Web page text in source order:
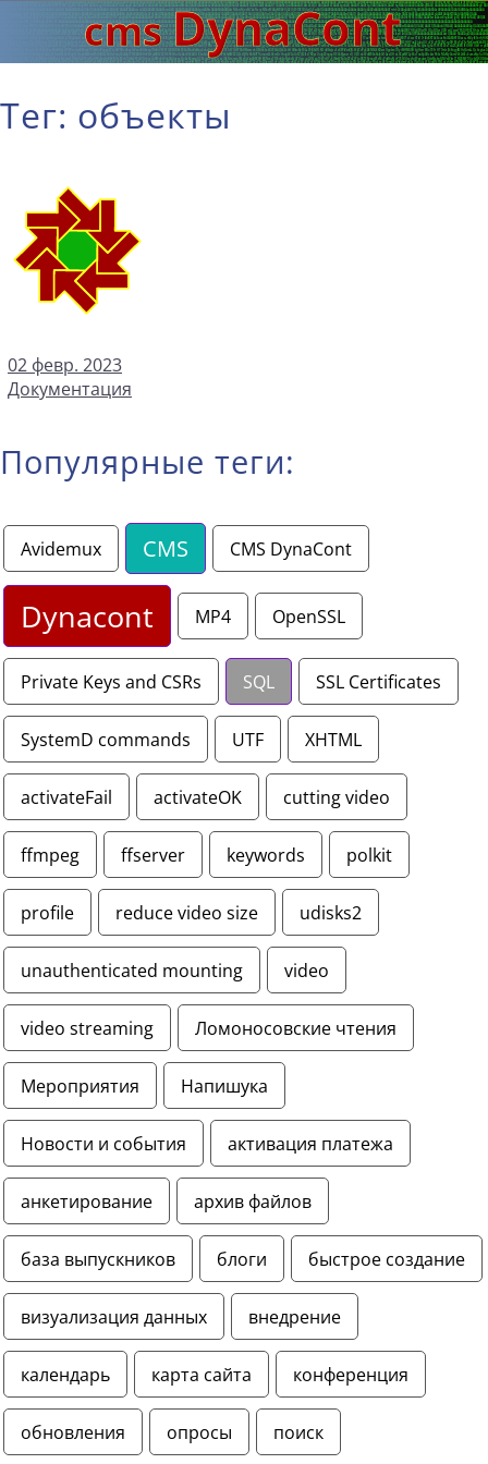
Тег: объекты
02 февр. 2023
Документация
Популярные теги:
Avidemux CMS CMS DynaCont
Dynacont MP4 OpenSSL
Private Keys and CSRs SQL SSL Certificates
SystemD commands UTF XHTML
activateFail activateOK cutting video
ffmpeg ffserver keywords polkit
profile reduce video size udisks2
unauthenticated mounting video
video streaming Ломоносовские чтения
Мероприятия Напишука
Новости и события активация платежа
анкетирование архив файлов
база выпускников блоги быстрое создание
визуализация данных внедрение
календарь карта сайта конференция
обновления опросы поиск